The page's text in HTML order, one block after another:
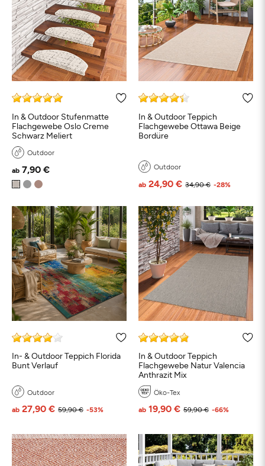
In & Outdoor Stufenmatte
Flachgewebe Oslo Creme
Schwarz Meliert
Outdoor
ab 7,90 €
In & Outdoor Teppich
Flachgewebe Ottawa Beige
Bordüre
Outdoor
34,90 €
ab 24,90 € -28%
In- & Outdoor Teppich Florida
Bunt Verlauf
Outdoor
59,90 €
ab 27,90 € -53%
In & Outdoor Teppich
Flachgewebe Natur Valencia
Anthrazit Mix
Öko-Tex
59,90 €
ab 19,90 € -66%